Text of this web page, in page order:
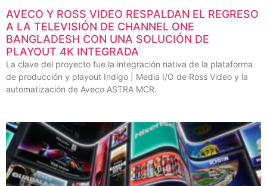
AVECO Y ROSS VIDEO RESPALDAN EL REGRESO
A LA TELEVISIÓN DE CHANNEL ONE
BANGLADESH CON UNA SOLUCIÓN DE
PLAYOUT 4K INTEGRADA
La clave del proyecto fue la integración nativa de la plataforma
de producción y playout Indigo | Media I/O de Ross Video y la
automatización de Aveco ASTRA MCR.